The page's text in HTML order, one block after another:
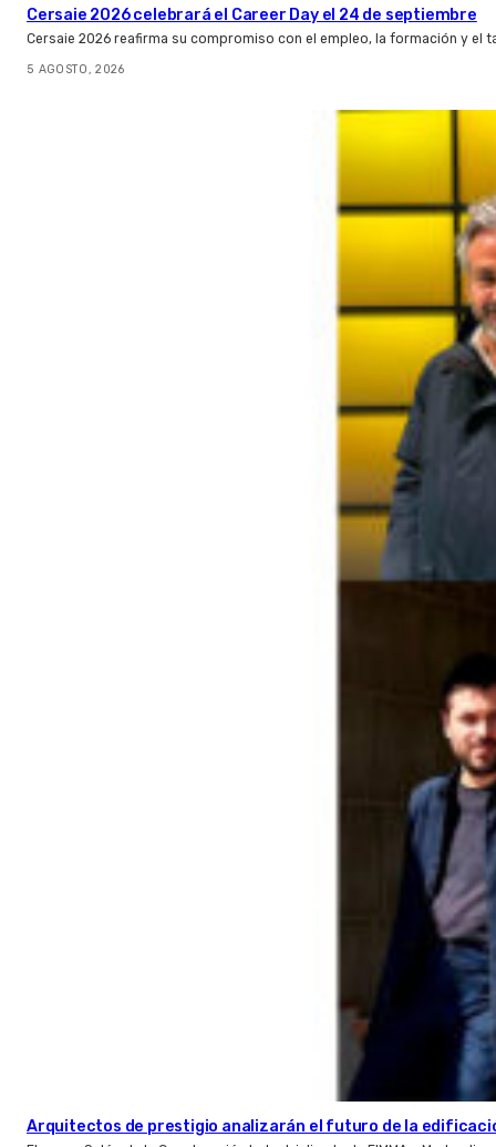
Cersaie 2026 celebrará el Career Day el 24 de septiembre
Cersaie 2026 reafirma su compromiso con el empleo, la formación y el
5 AGOSTO, 2026
Arquitectos de prestigio analizarán el futuro de la